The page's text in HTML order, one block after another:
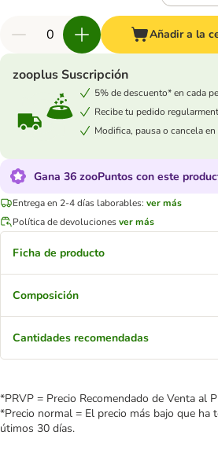
Añadir a la
zooplus Suscripción
5% de descuento* en cada
Recibe tu pedido
Modifica, pausa o cancela
Gana 36 zooPuntos con este
Entrega en 2-4 días laborables: ver más
Política de devolucionesver más
Ficha de producto
Composición
Cantidades recomendadas
*PRVP = Precio Recomendado de Venta al
*Precio normal = El precio más bajo que ha
útimos 30 días.